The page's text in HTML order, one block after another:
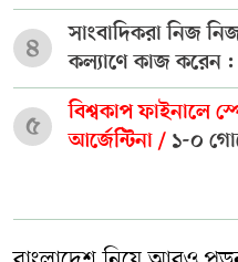
৪
সাংবাদিকরা নিজ
কল্যাণে কাজ করেন :
৫
বিশ্বকাপ ফাইনালে
আর্জেন্টিনা / ১-০